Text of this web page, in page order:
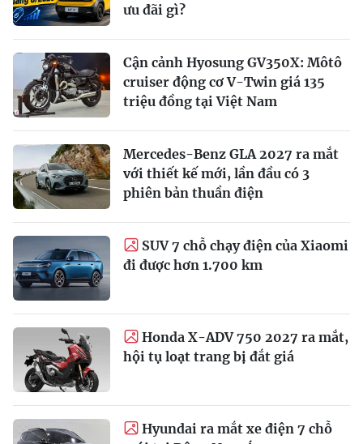
ưu đãi gì?
Cận cảnh Hyosung GV350X: Môtô
cruiser động cơ V-Twin giá 135
triệu đồng tại Việt Nam
Mercedes-Benz GLA 2027 ra mắt
với thiết kế mới, lần đầu có 3
phiên bản thuần điện
SUV 7 chỗ chạy điện của Xiaomi
đi được hơn 1.700 km
Honda X-ADV 750 2027 ra mắt,
hội tụ loạt trang bị đắt giá
Hyundai ra mắt xe điện 7 chỗ